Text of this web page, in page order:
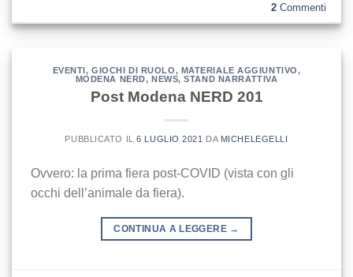
2Commenti
EVENTI,GIOCHI DI RUOLO, MATERIALE AGGIUNTIVO,
MODENA NERD, NEWS,STAND NARRATTIVA
Post Modena NERD 201
PUBBLICATO IL6 LUGLIO 2021 DA MICHELEGELLI
Ovvero: la prima fiera post-COVID (vista con gli
occhi dell’animale da fiera).
CONTINUA A LEGGERE →